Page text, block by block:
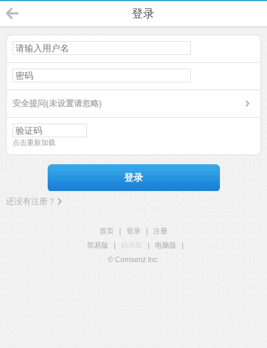
登录
安全提问(未设置请忽略)
点击重新加载
登录
还没有注册？
首页 登录
注册
简易版
触屏版 电脑版
© Comsenz Inc.